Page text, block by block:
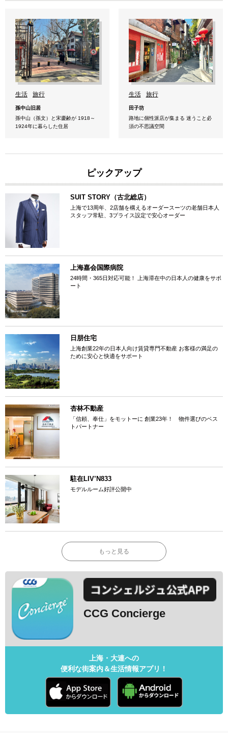
生活 旅行
孫中山旧居
孫中山（孫文）と宋慶齢が 1918～
1924年に暮らした住居
生活 旅行
田子坊
路地に個性派店が集まる 迷うこと必
須の不思議空間
ピックアップ
SUIT STORY（古北総店）
上海で13周年、2店舗を構えるオーダースーツの老舗日本人
スタッフ常駐、3プライス設定で安心オーダー
上海嘉会国際病院
24時間・365日対応可能！ 上海滞在中の日本人の健康をサポ
ート
日朋住宅
上海創業22年の日本人向け賃貸専門不動産 お客様の満足の
ために安心と快適をサポート
杏林不動産
「信頼、奉仕」をモットーに 創業23年！ 物件選びのベス
トパートナー
駐在LIV’N833
モデルルーム好評公開中
もっと見る
CCG Concierge
上海・大連への
便利な街案内＆生活情報アプリ！